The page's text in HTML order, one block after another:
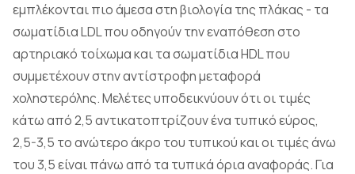
εμπλέκονται πιο άμεσα στη βιολογία της πλάκας - τα
σωματίδια LDL που οδηγούν την εναπόθεση στο
αρτηριακό τοίχωμα και τα σωματίδια HDL που
συμμετέχουν στην αντίστροφη μεταφορά
χοληστερόλης. Μελέτες υποδεικνύουν ότι οι τιμές
κάτω από 2,5 αντικατοπτρίζουν ένα τυπικό εύρος,
2,5-3,5 το ανώτερο άκρο του τυπικού και οι τιμές άνω
του 3,5 είναι πάνω από τα τυπικά όρια αναφοράς. Για